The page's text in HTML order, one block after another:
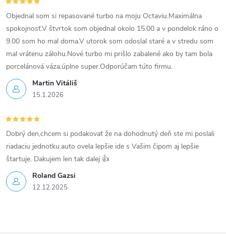
y
v
ý
p
i
s
u
Martin Vitáliš
15.1.2026
Objednal som si repasované turbo na moju Octaviu.Maximálna
spokojnosť.V štvrtok som objednal okolo 15.00 a v pondelok ráno o
9.00 som ho mal doma.V utorok som odoslal staré a v stredu som
mal vrátenu zálohu.Nové turbo mi prišlo zabalené ako by tam bola
porcelánová váza,úplne super.Odporúčam túto firmu.
Roland Gazsi
12.12.2025
Dobrý den,chcem si podakovať že na dohodnutý deň ste mi poslali
riadaciu jednotku.auto ovela lepšie ide s Vašim čipom aj lepšie
štartuje. Dakujem len tak dalej 👍